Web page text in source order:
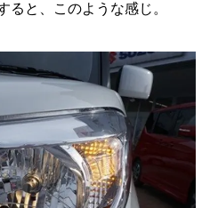
ると、このような感じ。